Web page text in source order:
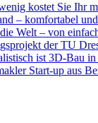
kostet Sie Ihr
– komfortabel
Welt – von
der TU
ist 3D-Bau
Start-up aus